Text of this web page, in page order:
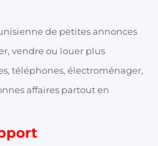
de petites annonces
vendre ou louer plus
téléphones, électroménager,
affaires partout en